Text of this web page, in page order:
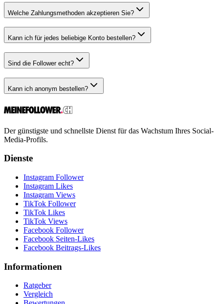
Welche Zahlungsmethoden akzeptieren Sie?
Kann ich für jedes beliebige Konto bestellen?
Sind die Follower echt?
Kann ich anonym bestellen?
Der günstigste und schnellste Dienst für das Wachstum Ihres Social-
Media-Profils.
Dienste
Instagram Follower
Instagram Likes
Instagram Views
TikTok Follower
TikTok Likes
TikTok Views
Facebook Follower
Facebook Seiten-Likes
Facebook Beitrags-Likes
Informationen
Ratgeber
Vergleich